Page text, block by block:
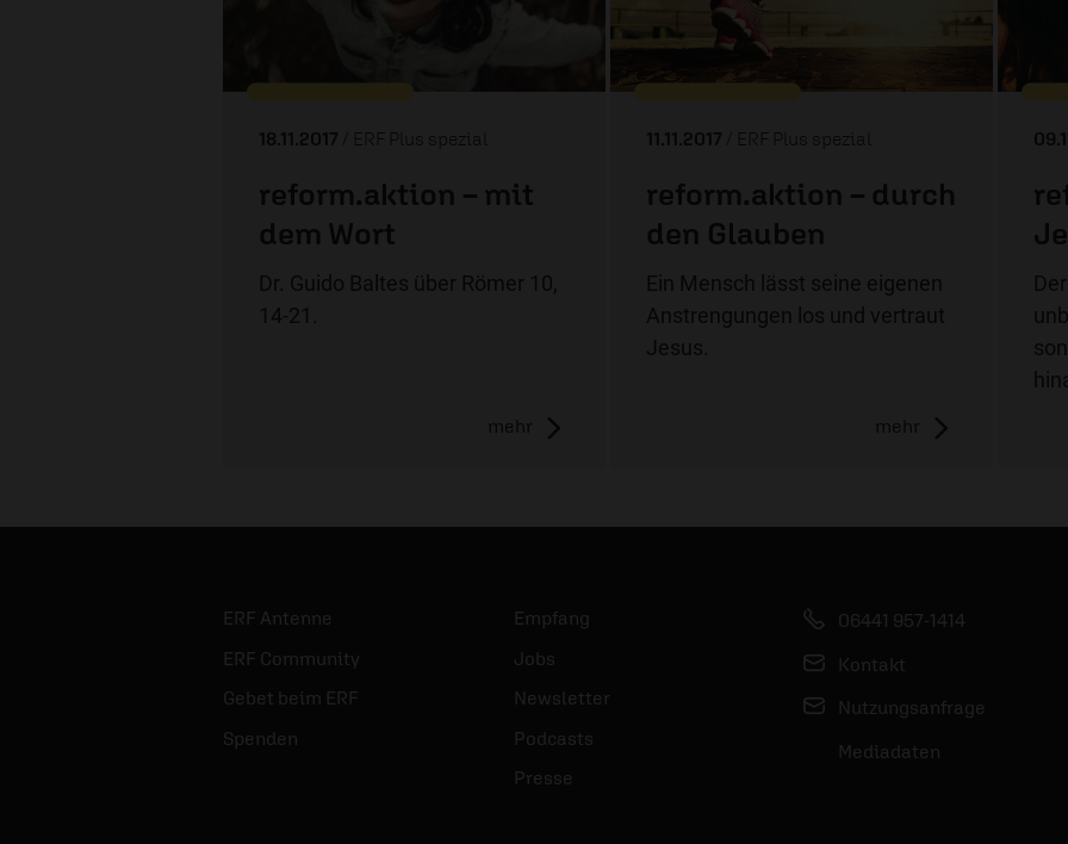
18.11.2017 / ERF Plus spezial
reform.aktion – mit
dem Wort
Dr. Guido Baltes über Römer 10,
14-21.
mehr
11.11.2017 / ERF Plus spezial
reform.aktion – durch
den Glauben
Ein Mensch lässt seine eigenen
Anstrengungen los und vertraut
Jesus.
mehr
ERF Antenne
ERF Community
Gebet beim ERF
Spenden
Empfang
Jobs
Newsletter
Podcasts
Presse
06441 957-1414
Kontakt
Nutzungsanfrage
Mediadaten